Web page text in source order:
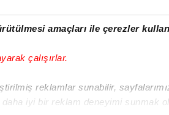
amaçları ile çerezler
çalışırlar.
reklamlar sunabilir,
iyi bir reklam deneyimi sunmak
New York Knicks,
NBA'de 53 yıl sonra